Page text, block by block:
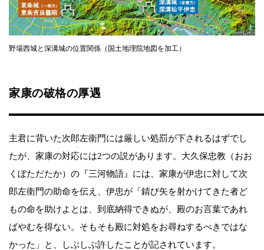
野場西城と深溝城の位置関係（国土地理院地図を加工）
家康の破格の厚遇
主君に背いた次郎左衛門には厳しい処罰が下されるはずでし
たが、家康の対応には2つの説があります。大久保忠教（おお
くぼただたか）の『三河物語』には、家康が伊忠に対して次
郎左衛門の助命を伝え、伊忠が「錆び矢を射かけてきた者ど
もの命を助けよとは、到底納得できぬが、殿のお言葉であれ
ばやむを得ない。そもそも殿に対処をお尋ねするべきではな
かった」と、しぶしぶ許したことが記されています。